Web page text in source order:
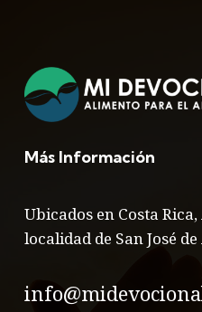
Más Información
Ubicados en Costa
localidad de San José